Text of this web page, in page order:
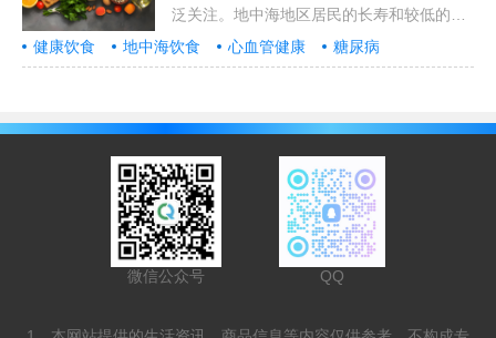
泛关注。地中海地区居民的长寿和较低的心
血管疾病发病率，部分归因于他们独特的饮
食习惯。那么，地中海饮食到底是什么？它
健康饮食 地中海饮食 心血管健康 糖尿病
微信公众号 QQ